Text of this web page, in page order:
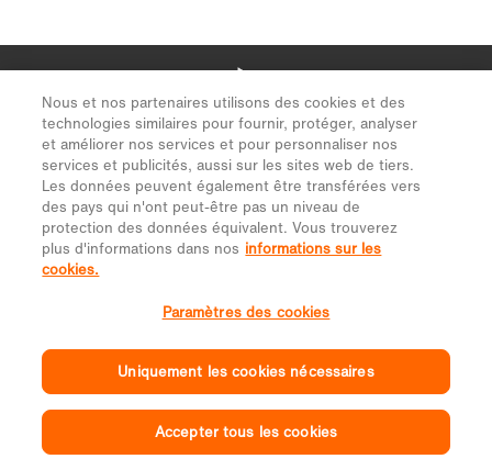
Nous et nos partenaires utilisons des cookies et des
technologies similaires pour fournir, protéger, analyser
et améliorer nos services et pour personnaliser nos
services et publicités, aussi sur les sites web de tiers.
Les données peuvent également être transférées vers
des pays qui n'ont peut-être pas un niveau de
protection des données équivalent. Vous trouverez
plus d'informations dans nos informations sur les
cookies.
Paramètres des cookies
Uniquement les cookies nécessaires
Accepter tous les cookies